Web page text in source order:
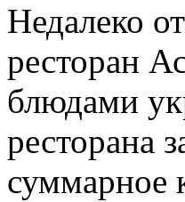
Недалеко
ресторан
блюдами
ресторана
суммарное